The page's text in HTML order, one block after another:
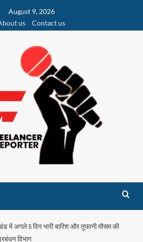
August 9, 2026
us
Contact us
में अगले 5 दिन भारी बारिश और तूफानी मौसम की
विभाग